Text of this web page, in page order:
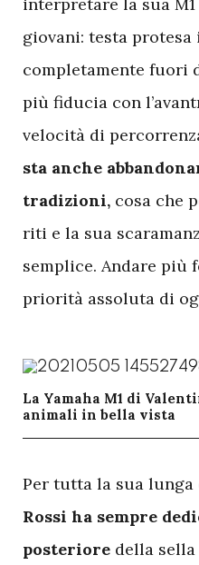
giovani: testa protesa
completamente fuori
più fiducia con
velocità di
sta anche
tradizioni, cosa che
riti e la sua
semplice. Andare più
priorità assoluta di
La Yamaha M1 di
animali in bella vista
Per tutta la sua lunga
Rossi ha sempre
posteriore della